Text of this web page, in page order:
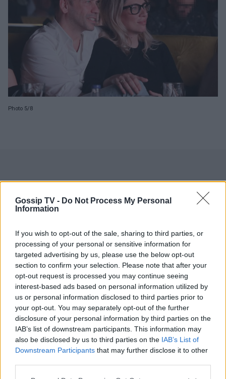
Gossip TV - Do Not Process My Personal
Information
If you wish to opt-out of the sale, sharing to third parties, or
processing of your personal or sensitive information for
targeted advertising by us, please use the below opt-out
section to confirm your selection. Please note that after your
opt-out request is processed you may continue seeing
interest-based ads based on personal information utilized by
us or personal information disclosed to third parties prior to
your opt-out. You may separately opt-out of the further
disclosure of your personal information by third parties on the
IAB’s list of downstream participants. This information may
also be disclosed by us to third parties on the IAB’s List of
Downstream Participants that may further disclose it to other
Photo 5/8